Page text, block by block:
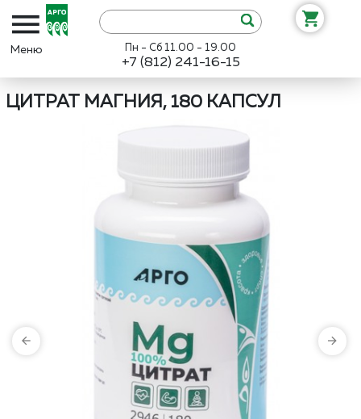
Пн - Сб 11.00 - 19.00
+7 (812) 241-16-15
ЦИТРАТ МАГНИЯ, 180 КАПСУЛ